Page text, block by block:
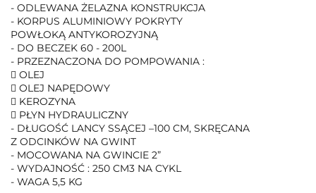
- ODLEWANA ŻELAZNA KONSTRUKCJA
- KORPUS ALUMINIOWY POKRYTY
POWŁOKĄ ANTYKOROZYJNĄ
- DO BECZEK 60 - 200L
- PRZEZNACZONA DO POMPOWANIA :
 OLEJ
 OLEJ NAPĘDOWY
 KEROZYNA
 PŁYN HYDRAULICZNY
- DŁUGOŚĆ LANCY SSĄCEJ –100 CM, SKRĘCANA
Z ODCINKÓW NA GWINT
- MOCOWANA NA GWINCIE 2”
- WYDAJNOŚĆ : 250 CM3 NA CYKL
- WAGA 5,5 KG